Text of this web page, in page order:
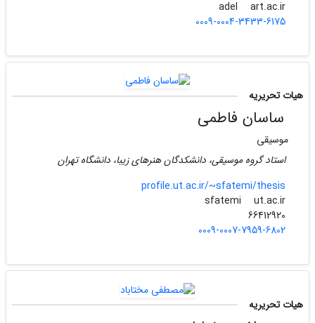
adel
art.ac.ir
0009-0004-3433-6175
هیات تحریریه
ساسان فاطمی
موسیقی
استاد گروه موسیقی، دانشکدگان هنرهای زیبا، دانشگاه تهران
profile.ut.ac.ir/~sfatemi/thesis
sfatemi
ut.ac.ir
0009-0007-7959-6802
هیات تحریریه